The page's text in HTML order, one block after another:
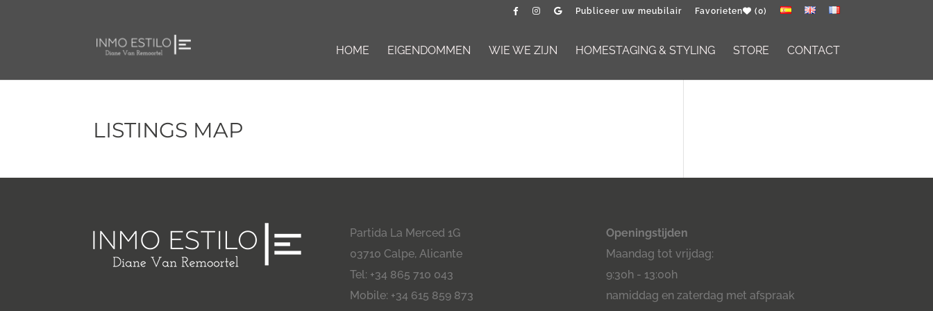
Publiceer uw meubilair Favorieten (0)
HOME EIGENDOMMEN WIE WE ZIJN HOMESTAGING & STYLING STORE CONTACT
LISTINGS MAP
Partida La Merced 1G
03710 Calpe, Alicante
Tel: +34 865 710 043
Mobile: +34 615 859 873
Openingstijden
Maandag tot vrijdag:
9:30h - 13:00h
namiddag en zaterdag met afspraak